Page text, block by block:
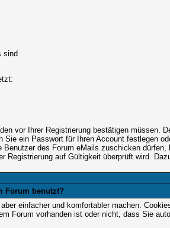
sind
vor Ihrer Registrierung bestätigen müssen.
ein Passwort für Ihren Account festlegen
des Forum eMails zuschicken
Registrierung auf Gültigkeit überprüft wird.
Forum benutzt?
einfacher und komfortabler machen.
Forum vorhanden ist oder nicht, dass Sie